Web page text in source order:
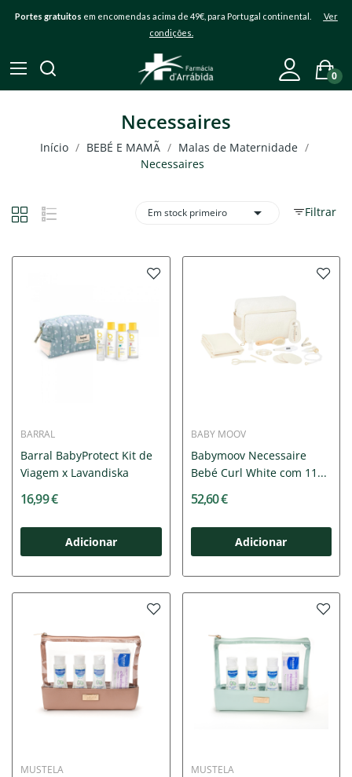
Portes gratuitos em encomendas acima de 49€, para Portugal continental. Ver
condições.
0
Necessaires
Início BEBÉ E MAMÃ
Malas de Maternidade
Necessaires
Filtrar
Em stock primeiro 
BARRAL
Barral BabyProtect Kit de
Viagem x Lavandiska
16,99 €
Adicionar
BABY MOOV
Babymoov Necessaire
Bebé Curl White com 11...
52,60 €
Adicionar
MUSTELA MUSTELA